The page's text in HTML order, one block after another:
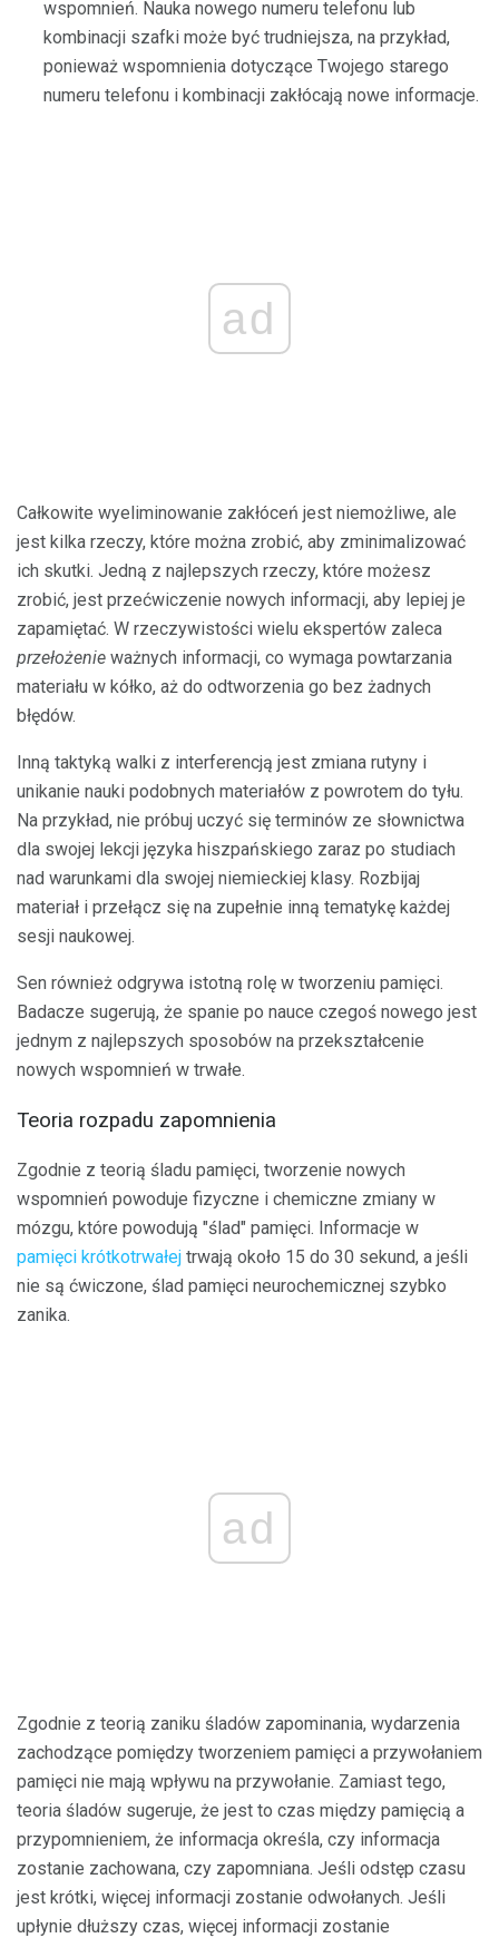
wspomnień. Nauka nowego numeru telefonu lub
kombinacji szafki może być trudniejsza, na przykład,
ponieważ wspomnienia dotyczące Twojego starego
numeru telefonu i kombinacji zakłócają nowe informacje.
ad
Całkowite wyeliminowanie zakłóceń jest niemożliwe, ale
jest kilka rzeczy, które można zrobić, aby zminimalizować
ich skutki. Jedną z najlepszych rzeczy, które możesz
zrobić, jest przećwiczenie nowych informacji, aby lepiej je
zapamiętać. W rzeczywistości wielu ekspertów zaleca
przełożenie ważnych informacji, co wymaga powtarzania
materiału w kółko, aż do odtworzenia go bez żadnych
błędów.
Inną taktyką walki z interferencją jest zmiana rutyny i
unikanie nauki podobnych materiałów z powrotem do tyłu.
Na przykład, nie próbuj uczyć się terminów ze słownictwa
dla swojej lekcji języka hiszpańskiego zaraz po studiach
nad warunkami dla swojej niemieckiej klasy. Rozbijaj
materiał i przełącz się na zupełnie inną tematykę każdej
sesji naukowej.
Sen również odgrywa istotną rolę w tworzeniu pamięci.
Badacze sugerują, że spanie po nauce czegoś nowego jest
jednym z najlepszych sposobów na przekształcenie
nowych wspomnień w trwałe.
Teoria rozpadu zapomnienia
Zgodnie z teorią śladu pamięci, tworzenie nowych
wspomnień powoduje fizyczne i chemiczne zmiany w
mózgu, które powodują "ślad" pamięci. Informacje w
pamięci krótkotrwałej trwają około 15 do 30 sekund, a jeśli
nie są ćwiczone, ślad pamięci neurochemicznej szybko
zanika.
ad
Zgodnie z teorią zaniku śladów zapominania, wydarzenia
zachodzące pomiędzy tworzeniem pamięci a przywołaniem
pamięci nie mają wpływu na przywołanie. Zamiast tego,
teoria śladów sugeruje, że jest to czas między pamięcią a
przypomnieniem, że informacja określa, czy informacja
zostanie zachowana, czy zapomniana. Jeśli odstęp czasu
jest krótki, więcej informacji zostanie odwołanych. Jeśli
upłynie dłuższy czas, więcej informacji zostanie